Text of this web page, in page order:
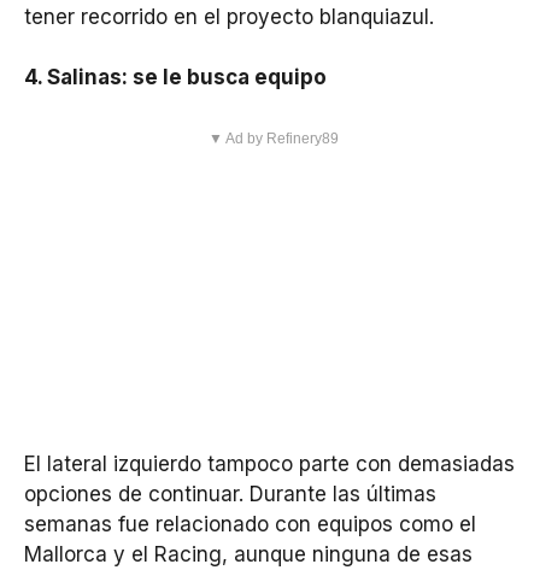
tener recorrido en el proyecto blanquiazul.
4. Salinas: se le busca equipo
▼ Ad by Refinery89
El lateral izquierdo tampoco parte con demasiadas
opciones de continuar. Durante las últimas
semanas fue relacionado con equipos como el
Mallorca y el Racing, aunque ninguna de esas